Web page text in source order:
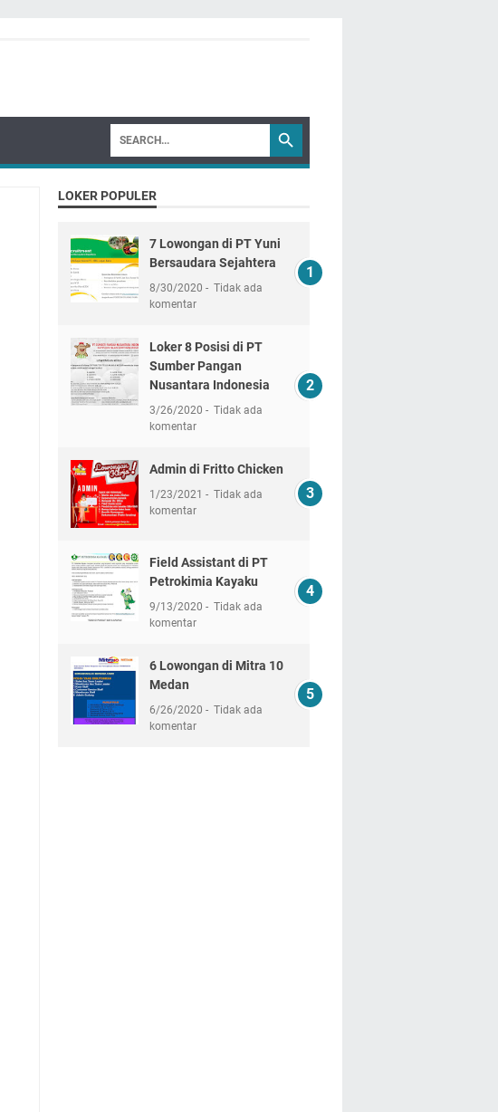
LOKER POPULER
7 Lowongan di PT Yuni
Bersaudara Sejahtera
8/30/2020
Tidak ada
komentar
Loker 8 Posisi di PT
Sumber Pangan
Nusantara Indonesia
3/26/2020
Tidak ada
komentar
Admin di Fritto Chicken
1/23/2021
Tidak ada
komentar
Field Assistant di PT
Petrokimia Kayaku
9/13/2020
Tidak ada
komentar
6 Lowongan di Mitra 10
Medan
6/26/2020
Tidak ada
komentar